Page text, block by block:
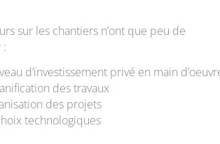
sur les chantiers n’ont que peu de
:
d’investissement privé en main
des travaux
des projets
technologiques